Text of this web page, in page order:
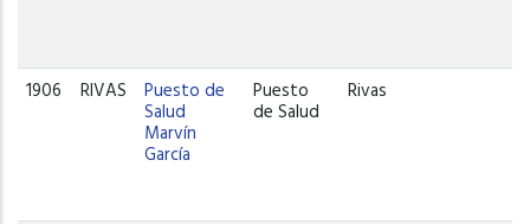
1906 RIVAS Puesto de
Salud
Marvín
García
Puesto
de Salud
Rivas